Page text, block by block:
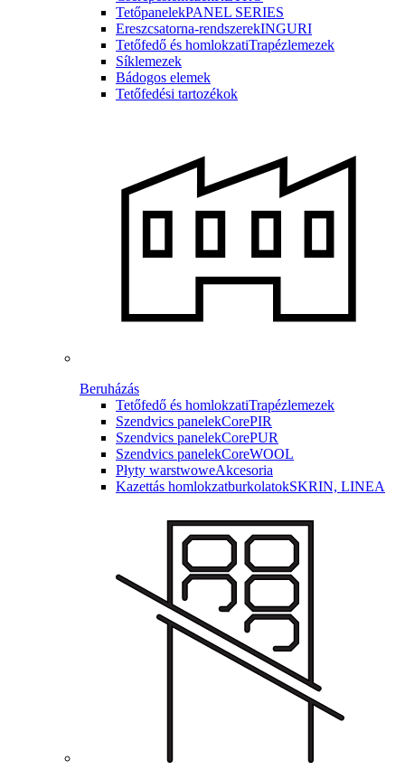
TetőpanelekPANEL SERIES
Ereszcsatorna-rendszerekINGURI
Tetőfedő és homlokzatiTrapézlemezek
Síklemezek
Bádogos elemek
Tetőfedési tartozékok
Beruházás
Tetőfedő és homlokzatiTrapézlemezek
Szendvics panelekCorePIR
Szendvics panelekCorePUR
Szendvics panelekCoreWOOL
Płyty warstwoweAkcesoria
Kazettás homlokzatburkolatokSKRIN, LINEA